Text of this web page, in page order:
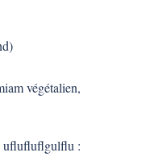
végétalien,
uflufluflgulflu :